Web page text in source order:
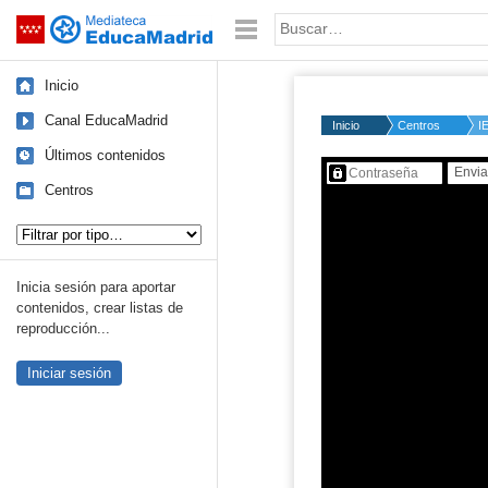
Saltar navegación Palabra o frase:
Inicio
Canal EducaMadrid
Últimos contenidos
Centros
Inicia sesión para aportar
contenidos, crear listas de
reproducción...
Iniciar sesión
Inicio Centros
Contenido protegido…